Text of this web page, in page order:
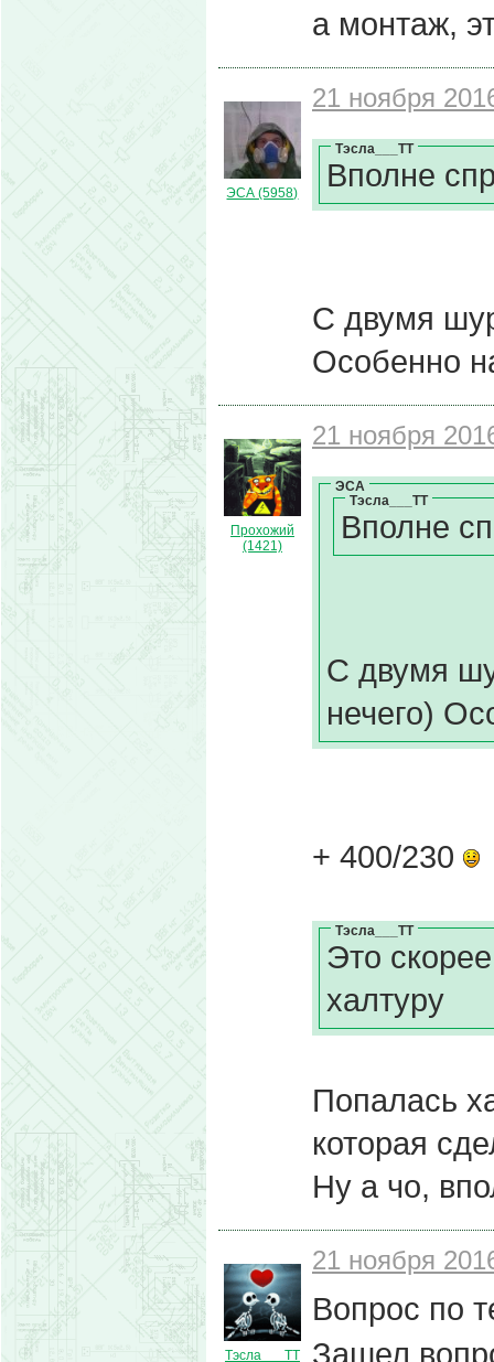
а монтаж,
ЭСА (5958)
21 ноября
Тэсла___ТТ
Вполне
С двумя
Особенно
Прохожий
(1421)
21 ноября
ЭСА
Тэсла___ТТ
Вполне
С двумя
нечего)
+ 400/230
Тэсла___ТТ
Это
халтуру
Попалась
которая
Ну а чо,
Тэсла___ТТ
21 ноября
Вопрос по
Зашел